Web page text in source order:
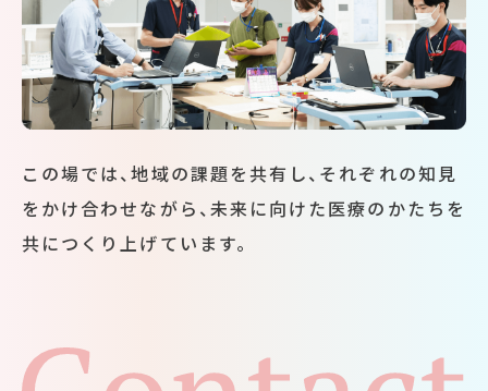
この場では、地域の課題を共有し、それぞれの知見
をかけ合わせながら、未来に向けた医療のかたちを
共につくり上げています。